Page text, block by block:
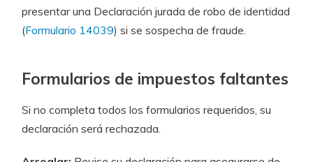
presentar una Declaración jurada de robo de identidad
(Formulario 14039) si se sospecha de fraude.
Formularios de impuestos faltantes
Si no completa todos los formularios requeridos, su
declaración será rechazada.